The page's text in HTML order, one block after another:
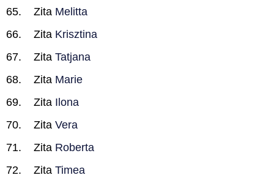
Zita Melitta
Zita Krisztina
Zita Tatjana
Zita Marie
Zita Ilona
Zita Vera
Zita Roberta
Zita Timea